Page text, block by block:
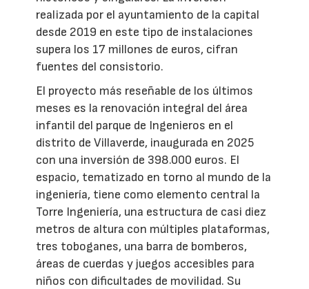
realizada por el ayuntamiento de la capital
desde 2019 en este tipo de instalaciones
supera los 17 millones de euros, cifran
fuentes del consistorio.
El proyecto más reseñable de los últimos
meses es la renovación integral del área
infantil del parque de Ingenieros en el
distrito de Villaverde, inaugurada en 2025
con una inversión de 398.000 euros. El
espacio, tematizado en torno al mundo de la
ingeniería, tiene como elemento central la
Torre Ingeniería, una estructura de casi diez
metros de altura con múltiples plataformas,
tres toboganes, una barra de bomberos,
áreas de cuerdas y juegos accesibles para
niños con dificultades de movilidad. Su